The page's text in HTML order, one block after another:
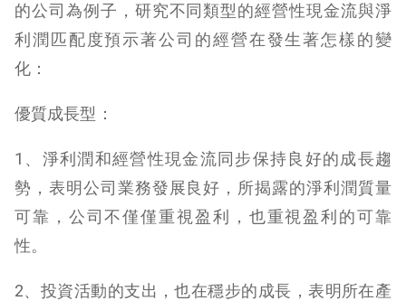
的公司為例子，研究不同類型的經營性現金流與淨
利潤匹配度預示著公司的經營在發生著怎樣的變
化：
優質成長型：
1、淨利潤和經營性現金流同步保持良好的成長趨
勢，表明公司業務發展良好，所揭露的淨利潤質量
可靠，公司不僅僅重視盈利，也重視盈利的可靠
性。
2、投資活動的支出，也在穩步的成長，表明所在產